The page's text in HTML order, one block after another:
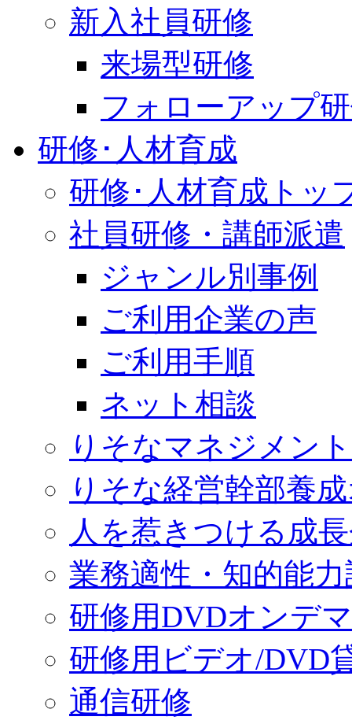
新入社員研修
来場型研修
フォローアップ
研修･人材育成
研修･人材育成トッ
社員研修・講師派遣
ジャンル別事例
ご利用企業の声
ご利用手順
ネット相談
りそなマネジメン
りそな経営幹部養
人を惹きつける成
業務適性・知的能
研修用DVDオンデ
研修用ビデオ/DVD
通信研修